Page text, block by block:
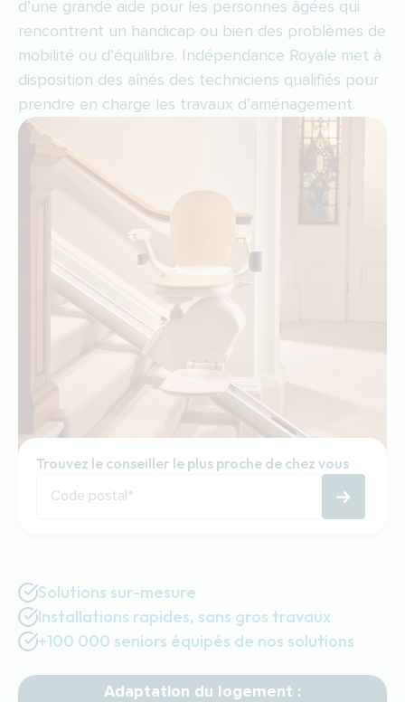
d’une grande aide pour les personnes âgées qui
rencontrent un handicap ou bien des problèmes de
mobilité ou d’équilibre. Indépendance Royale met à
disposition des aînés des techniciens qualifiés pour
prendre en charge les travaux d’aménagement.
Trouvez le conseiller le plus proche de chez vous
Code postal*
Solutions sur-mesure
Installations rapides, sans gros travaux
+100 000 seniors équipés de nos solutions
Adaptation du logement :